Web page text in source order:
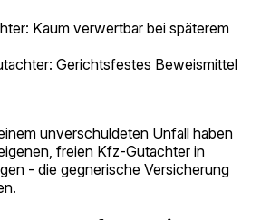
Kaum verwertbar bei späterem
Gerichtsfestes Beweismittel
unverschuldeten Unfall haben
freien Kfz-Gutachter in
- die gegnerische Versicherung